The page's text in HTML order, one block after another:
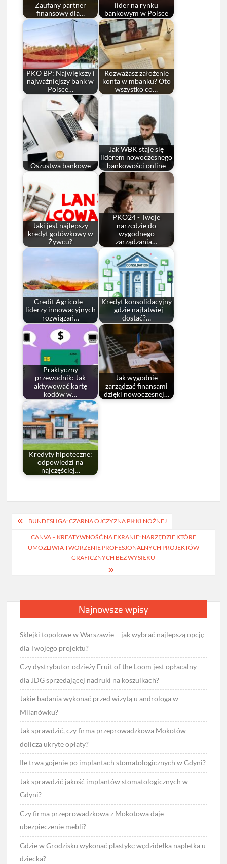
Zaufany partner
finansowy dla…
lider na rynku
bankowym w Polsce
PKO BP: Największy i
najważniejszy bank w
Polsce…
Rozważasz założenie
konta w mbanku? Oto
wszystko co…
Oszustwa bankowe
Jak WBK staje się
liderem nowoczesnego
bankowości online
Jaki jest najlepszy
kredyt gotówkowy w
Żywcu?
PKO24 - Twoje
narzędzie do
wygodnego
zarządzania…
Credit Agricole -
liderzy innowacyjnych
rozwiązań…
Kredyt konsolidacyjny
- gdzie najłatwiej
dostać?…
Praktyczny
przewodnik: Jak
aktywować kartę
kodów w…
Jak wygodnie
zarządzać finansami
dzięki nowoczesnej…
Kredyty hipoteczne:
odpowiedzi na
najczęściej…
Nawigacja
wpisu
BUNDESLIGA: CZARNA OJCZYZNA PIŁKI NOŻNEJ
CANVA – KREATYWNOŚĆ NA EKRANIE: NARZĘDZIE KTÓRE
UMOŻLIWIA TWORZENIE PROFESJONALNYCH PROJEKTÓW
GRAFICZNYCH BEZ WYSIŁKU
Najnowsze wpisy
Sklejki topolowe w Warszawie – jak wybrać najlepszą opcję
dla Twojego projektu?
Czy dystrybutor odzieży Fruit of the Loom jest opłacalny
dla JDG sprzedającej nadruki na koszulkach?
Jakie badania wykonać przed wizytą u androloga w
Milanówku?
Jak sprawdzić, czy firma przeprowadzkowa Mokotów
dolicza ukryte opłaty?
Ile trwa gojenie po implantach stomatologicznych w Gdyni?
Jak sprawdzić jakość implantów stomatologicznych w
Gdyni?
Czy firma przeprowadzkowa z Mokotowa daje
ubezpieczenie mebli?
Gdzie w Grodzisku wykonać plastykę wędzidełka napletka u
dziecka?